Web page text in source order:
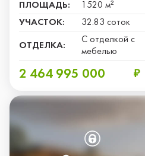
ПЛОЩАДЬ:
1520 м²
УЧАСТОК:
32.83 соток
ОТДЕЛКА:
С отделкой с
мебелью
2 464 995 000 ₽